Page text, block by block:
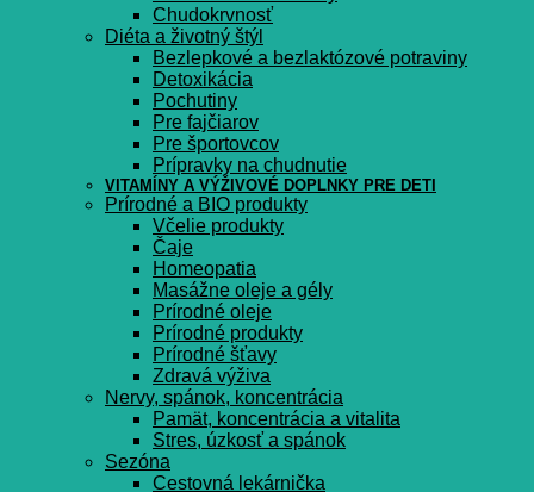
Chudokrvnosť
Diéta a životný štýl
Bezlepkové a bezlaktózové potraviny
Detoxikácia
Pochutiny
Pre fajčiarov
Pre športovcov
Prípravky na chudnutie
VITAMÍNY A VÝŽIVOVÉ DOPLNKY PRE DETI
Prírodné a BIO produkty
Včelie produkty
Čaje
Homeopatia
Masážne oleje a gély
Prírodné oleje
Prírodné produkty
Prírodné šťavy
Zdravá výživa
Nervy, spánok, koncentrácia
Pamät, koncentrácia a vitalita
Stres, úzkosť a spánok
Sezóna
Cestovná lekárnička